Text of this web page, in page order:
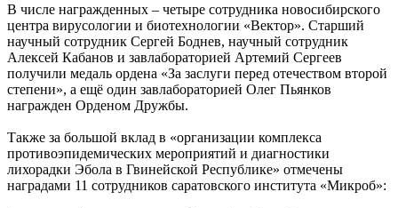
В числе награжденных – четыре сотрудника новосибирского
центра вирусологии и биотехнологии «Вектор». Старший
научный сотрудник Сергей Боднев, научный сотрудник
Алексей Кабанов и завлабораторией Артемий Сергеев
получили медаль ордена «За заслуги перед отечеством второй
степени», а ещё один завлабораторией Олег Пьянков
награжден Орденом Дружбы.
Также за большой вклад в «организации комплекса
противоэпидемических мероприятий и диагностики
лихорадки Эбола в Гвинейской Республике» отмечены
наградами 11 сотрудников саратовского института «Микроб»: